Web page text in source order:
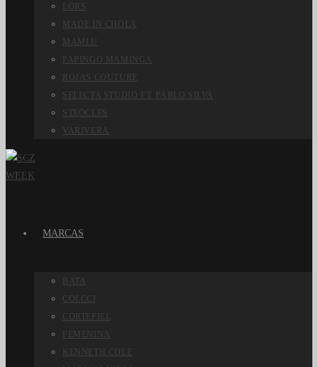
LORS
MADE IN CHOLA
MAMLU
PAPINGO MAMINGA
ROJAS COUTURE
SELECTA STUDIO FT. PABLO SILVA
STEOCLES
VARIVERA
MARCAS
BATA
COLCCI
CORTEFIEL
FEMENINA
KENNETH COLE